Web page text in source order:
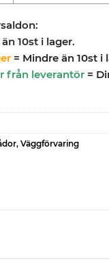
10st i lager.
= Mindre än 10st i
från leverantör=
, Väggförvaring